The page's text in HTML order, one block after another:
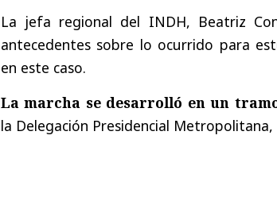
La jefa regional del INDH, Beatriz
antecedentes sobre lo ocurrido para
en este caso.
La marcha se desarrolló en un
la Delegación Presidencial